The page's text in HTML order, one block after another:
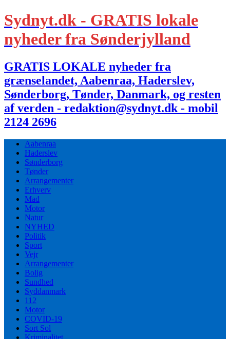
Sydnyt.dk - GRATIS lokale
nyheder fra Sønderjylland
GRATIS LOKALE nyheder fra
grænselandet, Aabenraa, Haderslev,
Sønderborg, Tønder, Danmark, og resten
af verden - redaktion@sydnyt.dk - mobil
2124 2696
Aabenraa
Haderslev
Sønderborg
Tønder
Arrangementer
Erhverv
Mad
Motor
Natur
NYHED
Politik
Sport
Vejr
Arrangementer
Bolig
Sundhed
Syddanmark
112
Motor
COVID-19
Sort Sol
Kriminalitet